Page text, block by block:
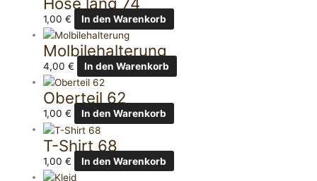
1,00€ In den Warenkorb
Molbilehalterung
4,00€ In den Warenkorb
Oberteil 62
1,00€ In den Warenkorb
T-Shirt 68
1,00€ In den Warenkorb